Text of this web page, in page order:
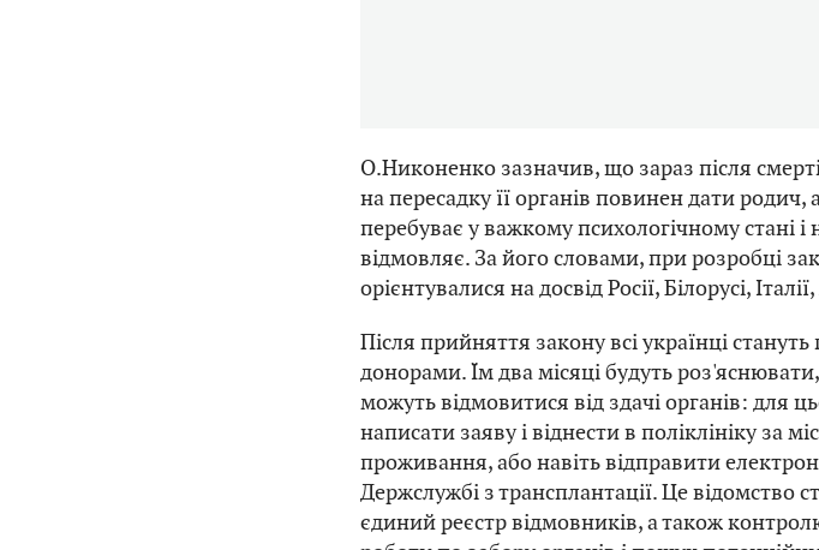
О.Никоненко зазначив, що зараз після
на пересадку її органів повинен дати родич,
перебуває у важкому психологічному стані і
відмовляє. За його словами, при розробці
орієнтувалися на досвід Росії, Білорусі,
Після прийняття закону всі українці
донорами. Їм два місяці будуть
можуть відмовитися від здачі органів: для
написати заяву і віднести в поліклініку за
проживання, або навіть відправити
Держслужбі з трансплантації. Це відомство
єдиний реєстр відмовників, а також